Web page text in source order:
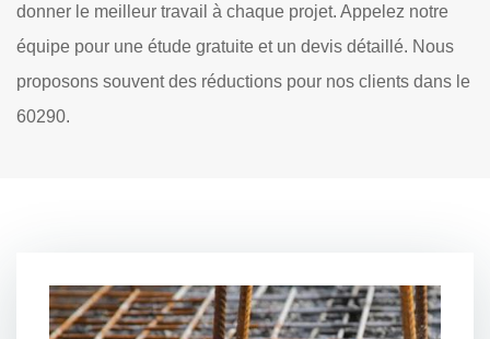
donner le meilleur travail à chaque projet. Appelez notre
équipe pour une étude gratuite et un devis détaillé. Nous
proposons souvent des réductions pour nos clients dans le
60290.